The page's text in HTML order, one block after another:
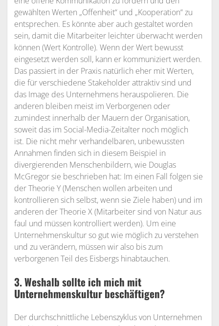
gewählten Werten „Offenheit“ und „Kooperation“ zu
entsprechen. Es könnte aber auch gestaltet worden
sein, damit die Mitarbeiter leichter überwacht werden
können (Wert Kontrolle). Wenn der Wert bewusst
eingesetzt werden soll, kann er kommuniziert werden.
Das passiert in der Praxis natürlich eher mit Werten,
die für verschiedene Stakeholder attraktiv sind und
das Image des Unternehmens herauspolieren. Die
anderen bleiben meist im Verborgenen oder
zumindest innerhalb der Mauern der Organisation,
soweit das im Social-Media-Zeitalter noch möglich
ist. Die nicht mehr verhandelbaren, unbewussten
Annahmen finden sich in diesem Beispiel in
divergierenden Menschenbildern, wie Douglas
McGregor sie beschrieben hat: Im einen Fall folgen sie
der Theorie Y (Menschen wollen arbeiten und
kontrollieren sich selbst, wenn sie Ziele haben) und im
anderen der Theorie X (Mitarbeiter sind von Natur aus
faul und müssen kontrolliert werden). Um eine
Unternehmenskultur so gut wie möglich zu verstehen
und zu verändern, müssen wir also bis zum
verborgenen Teil des Eisbergs hinabtauchen.
3. Weshalb sollte ich mich mit
Unternehmenskultur beschäftigen?
Der durchschnittliche Lebenszyklus von Unternehmen